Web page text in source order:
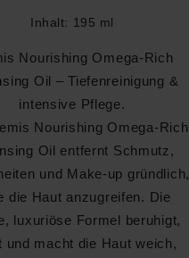
Inhalt: 195 ml
Nourishing Omega-Rich
Oil – Tiefenreinigung &
intensive Pflege.
Nourishing Omega-Rich
Oil entfernt Schmutz,
und Make-up gründlich,
die Haut anzugreifen. Die
luxuriöse Formel beruhigt,
und macht die Haut weich,